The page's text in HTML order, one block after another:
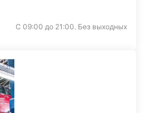
С 09:00 до 21:00. Без выходных